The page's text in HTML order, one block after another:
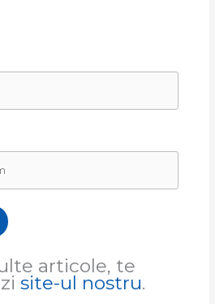
articole, te
site-ul nostru.